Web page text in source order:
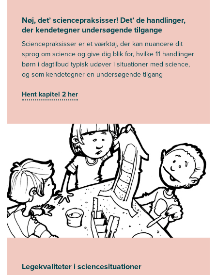
Nøj, det’ sciencepraksisser! Det’ de handlinger,
der kendetegner undersøgende tilgange
Sciencepraksisser er et værktøj, der kan nuancere dit
sprog om science og give dig blik for, hvilke 11 handlinger
børn i dagtilbud typisk udøver i situationer med science,
og som kendetegner en undersøgende tilgang
Hent kapitel 2 her
Legekvaliteter i sciencesituationer